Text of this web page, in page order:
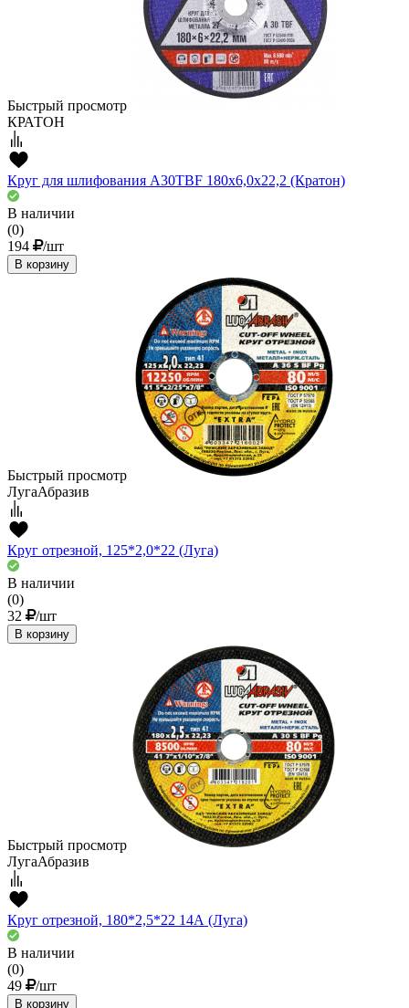
Быстрый просмотр
КРАТОН
Круг для шлифования A30TBF 180х6,0х22,2 (Кратон)
В наличии
(0)
194
/шт
В корзину
Быстрый просмотр
ЛугаАбразив
Круг отрезной, 125*2,0*22 (Луга)
В наличии
(0)
32
/шт
В корзину
Быстрый просмотр
ЛугаАбразив
Круг отрезной, 180*2,5*22 14А (Луга)
В наличии
(0)
49
/шт
В корзину